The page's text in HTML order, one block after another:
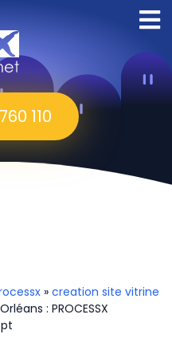
110
» creation site vitrine
: PROCESSX